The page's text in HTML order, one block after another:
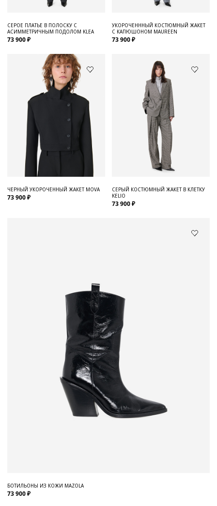
СЕРОЕ ПЛАТЬЕ В ПОЛОСКУ С
АСИММЕТРИЧНЫМ ПОДОЛОМ KLEA
73 900 ₽
УКОРОЧЕНННЫЙ КОСТЮМНЫЙ ЖАКЕТ
С КАПЮШОНОМ MAUREEN
73 900 ₽
ЧЕРНЫЙ УКОРОЧЕННЫЙ ЖАКЕТ MOVA
73 900 ₽
СЕРЫЙ КОСТЮМНЫЙ ЖАКЕТ В КЛЕТКУ
KELIO
73 900 ₽
БОТИЛЬОНЫ ИЗ КОЖИ MAZOLA
73 900 ₽